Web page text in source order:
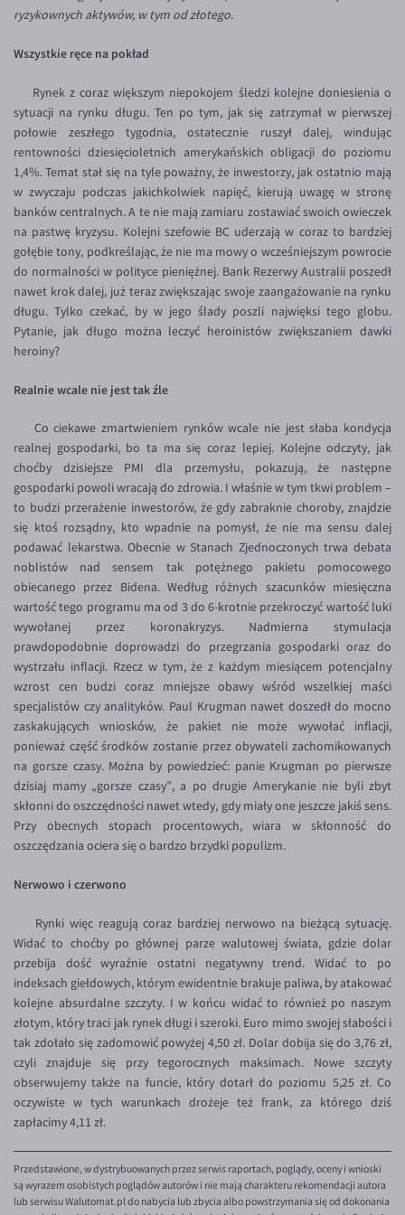
Inne pary walutowe
CNY/PLN
HUF/PLN
JPY/PLN
RON/PLN
SGD/PLN
EUR/USD
EUR/GBP
EUR/CHF
EUR/CZK
EUR/DKK
EUR/SEK
EUR/AUD
EUR/BGN
EUR/CAD
EUR/CNY
EUR/HUF
EUR/ILS
EUR/JPY
EUR/NZD
EUR/SGD
EUR/TRY
EUR/ZAR
GBP/USD
USD/CHF
GBP/CHF
Aplikacja mobilna
FAQ
Konto i opłaty
Wymiana walut
Banki i przelewy
Przelewy zagraniczne
Poradnik
Dla mediów
ryzykownych aktywów, w tym od złotego.
Wszystkie ręce na pokład
Rynek z coraz większym niepokojem śledzi kolejne doniesienia o
sytuacji na rynku długu. Ten po tym, jak się zatrzymał w pierwszej
połowie zeszłego tygodnia, ostatecznie ruszył dalej, windując
rentowności dziesięcioletnich amerykańskich obligacji do poziomu
1,4%. Temat stał się na tyle poważny, że inwestorzy, jak ostatnio mają
w zwyczaju podczas jakichkolwiek napięć, kierują uwagę w stronę
banków centralnych. A te nie mają zamiaru zostawiać swoich owieczek
na pastwę kryzysu. Kolejni szefowie BC uderzają w coraz to bardziej
gołębie tony, podkreślając, że nie ma mowy o wcześniejszym powrocie
do normalności w polityce pieniężnej. Bank Rezerwy Australii poszedł
nawet krok dalej, już teraz zwiększając swoje zaangażowanie na rynku
długu. Tylko czekać, by w jego ślady poszli najwięksi tego globu.
Pytanie, jak długo można leczyć heroinistów zwiększaniem dawki
heroiny?
Realnie wcale nie jest tak źle
Co ciekawe zmartwieniem rynków wcale nie jest słaba kondycja
realnej gospodarki, bo ta ma się coraz lepiej. Kolejne odczyty, jak
choćby dzisiejsze PMI dla przemysłu, pokazują, że następne
gospodarki powoli wracają do zdrowia. I właśnie w tym tkwi problem –
to budzi przerażenie inwestorów, że gdy zabraknie choroby, znajdzie
się ktoś rozsądny, kto wpadnie na pomysł, że nie ma sensu dalej
podawać lekarstwa. Obecnie w Stanach Zjednoczonych trwa debata
noblistów nad sensem tak potężnego pakietu pomocowego
obiecanego przez Bidena. Według różnych szacunków miesięczna
wartość tego programu ma od 3 do 6-krotnie przekroczyć wartość luki
wywołanej przez koronakryzys. Nadmierna stymulacja
prawdopodobnie doprowadzi do przegrzania gospodarki oraz do
wystrzału inflacji. Rzecz w tym, że z każdym miesiącem potencjalny
wzrost cen budzi coraz mniejsze obawy wśród wszelkiej maści
specjalistów czy analityków. Paul Krugman nawet doszedł do mocno
zaskakujących wniosków, że pakiet nie może wywołać inflacji,
ponieważ część środków zostanie przez obywateli zachomikowanych
na gorsze czasy. Można by powiedzieć: panie Krugman po pierwsze
dzisiaj mamy „gorsze czasy”, a po drugie Amerykanie nie byli zbyt
skłonni do oszczędności nawet wtedy, gdy miały one jeszcze jakiś sens.
Przy obecnych stopach procentowych, wiara w skłonność do
oszczędzania ociera się o bardzo brzydki populizm.
Nerwowo i czerwono
Rynki więc reagują coraz bardziej nerwowo na bieżącą sytuację.
Widać to choćby po głównej parze walutowej świata, gdzie dolar
przebija dość wyraźnie ostatni negatywny trend. Widać to po
indeksach giełdowych, którym ewidentnie brakuje paliwa, by atakować
kolejne absurdalne szczyty. I w końcu widać to również po naszym
złotym, który traci jak rynek długi i szeroki. Euro mimo swojej słabości i
tak zdołało się zadomowić powyżej 4,50 zł. Dolar dobija się do 3,76 zł,
czyli znajduje się przy tegorocznych maksimach. Nowe szczyty
obserwujemy także na funcie, który dotarł do poziomu 5,25 zł. Co
oczywiste w tych warunkach drożeje też frank, za którego dziś
zapłacimy 4,11 zł.
Przedstawione, w dystrybuowanych przez serwis raportach, poglądy, oceny i wnioski
są wyrazem osobistych poglądów autorów i nie mają charakteru rekomendacji autora
lub serwisu Walutomat.pl do nabycia lub zbycia albo powstrzymania się od dokonania